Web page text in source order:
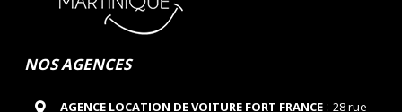
NOS AGENCES
AGENCE LOCATION DE VOITURE FORT FRANCE: 28 rue